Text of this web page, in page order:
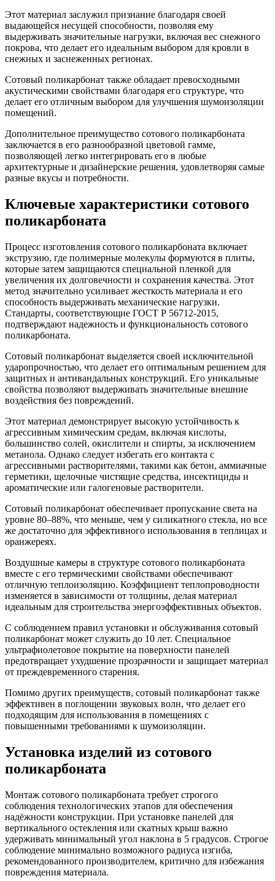
Этот материал заслужил признание благодаря своей
выдающейся несущей способности, позволяя ему
выдерживать значительные нагрузки, включая вес снежного
покрова, что делает его идеальным выбором для кровли в
снежных и заснеженных регионах.
Сотовый поликарбонат также обладает превосходными
акустическими свойствами благодаря его структуре, что
делает его отличным выбором для улучшения шумоизоляции
помещений.
Дополнительное преимущество сотового поликарбоната
заключается в его разнообразной цветовой гамме,
позволяющей легко интегрировать его в любые
архитектурные и дизайнерские решения, удовлетворяя самые
разные вкусы и потребности.
Ключевые характеристики сотового
поликарбоната
Процесс изготовления сотового поликарбоната включает
экструзию, где полимерные молекулы формуются в плиты,
которые затем защищаются специальной пленкой для
увеличения их долговечности и сохранения качества. Этот
метод значительно усиливает жесткость материала и его
способность выдерживать механические нагрузки.
Стандарты, соответствующие ГОСТ Р 56712-2015,
подтверждают надежность и функциональность сотового
поликарбоната.
Сотовый поликарбонат выделяется своей исключительной
ударопрочностью, что делает его оптимальным решением для
защитных и антивандальных конструкций. Его уникальные
свойства позволяют выдерживать значительные внешние
воздействия без повреждений.
Этот материал демонстрирует высокую устойчивость к
агрессивным химическим средам, включая кислоты,
большинство солей, окислители и спирты, за исключением
метанола. Однако следует избегать его контакта с
агрессивными растворителями, такими как бетон, аммиачные
герметики, щелочные чистящие средства, инсектициды и
ароматические или галогеновые растворители.
Сотовый поликарбонат обеспечивает пропускание света на
уровне 80–88%, что меньше, чем у силикатного стекла, но все
же достаточно для эффективного использования в теплицах и
оранжереях.
Воздушные камеры в структуре сотового поликарбоната
вместе с его термическими свойствами обеспечивают
отличную теплоизоляцию. Коэффициент теплопроводности
изменяется в зависимости от толщины, делая материал
идеальным для строительства энергоэффективных объектов.
С соблюдением правил установки и обслуживания сотовый
поликарбонат может служить до 10 лет. Специальное
ультрафиолетовое покрытие на поверхности панелей
предотвращает ухудшение прозрачности и защищает материал
от преждевременного старения.
Помимо других преимуществ, сотовый поликарбонат также
эффективен в поглощении звуковых волн, что делает его
подходящим для использования в помещениях с
повышенными требованиями к шумоизоляции.
Установка изделий из сотового
поликарбоната
Монтаж сотового поликарбоната требует строгого
соблюдения технологических этапов для обеспечения
надёжности конструкции. При установке панелей для
вертикального остекления или скатных крыш важно
удерживать минимальный угол наклона в 5 градусов. Строгое
соблюдение минимально возможного радиуса изгиба,
рекомендованного производителем, критично для избежания
повреждения материала.